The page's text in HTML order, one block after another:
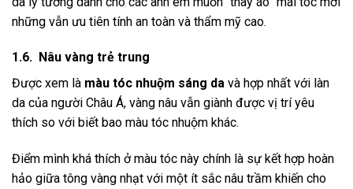
những vẫn ưu tiên tính an toàn và thẩm mỹ cao.
1.6. Nâu vàng trẻ trung
Được xem là màu tóc nhuộm sáng da và hợp nhất với làn
da của người Châu Á, vàng nâu vẫn giành được vị trí yêu
thích so với biết bao màu tóc nhuộm khác.
Điểm mình khá thích ở màu tóc này chính là sự kết hợp hoàn
hảo giữa tông vàng nhạt với một ít sắc nâu trầm khiến cho